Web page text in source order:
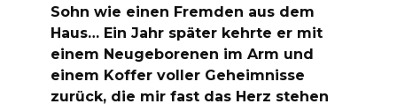
Sohn wie einen Fremden aus dem
Haus… Ein Jahr später kehrte er mit
einem Neugeborenen im Arm und
einem Koffer voller Geheimnisse
zurück, die mir fast das Herz stehen